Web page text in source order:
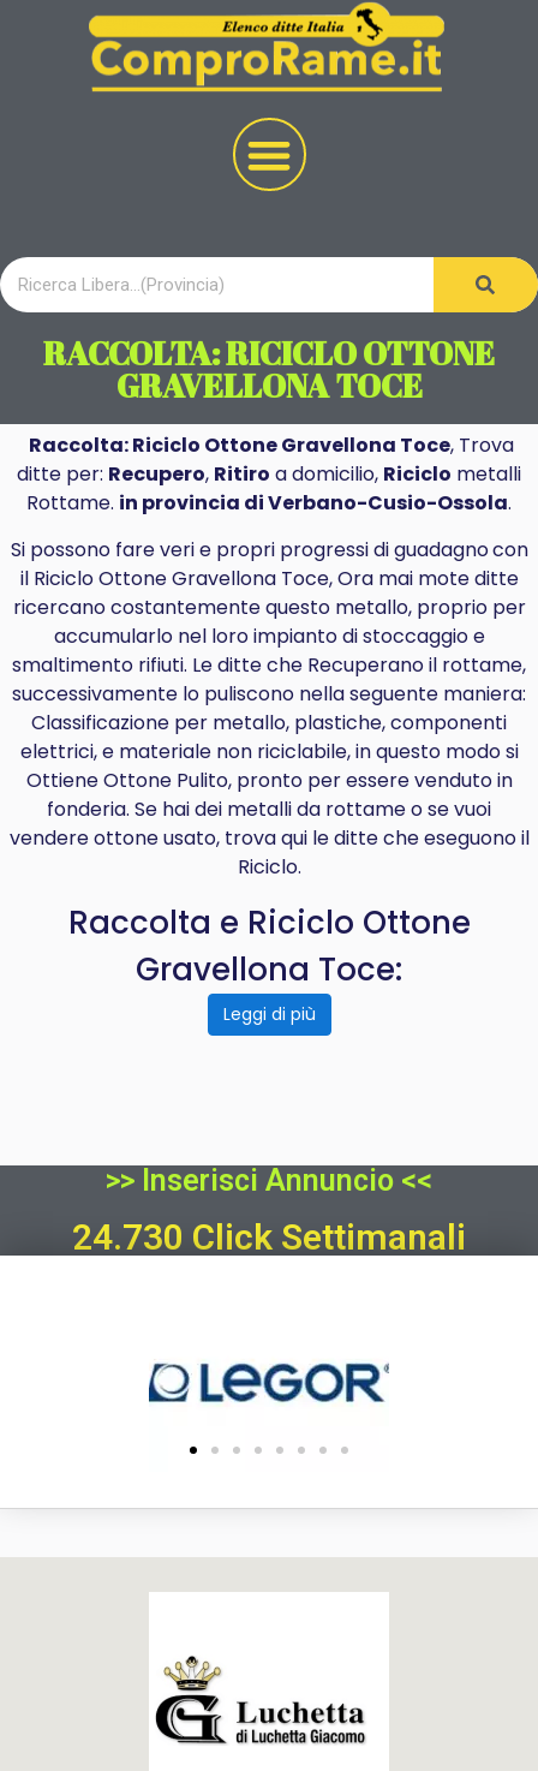
RACCOLTA: RICICLO OTTONE
GRAVELLONA TOCE
Raccolta: Riciclo Ottone Gravellona Toce, Trova
ditte per: Recupero, Ritiro a domicilio, Riciclo metalli
Rottame. in provincia di Verbano-Cusio-Ossola.
Si possono fare veri e propri progressi diguadagnocon
il Riciclo Ottone Gravellona Toce, Ora mai mote ditte
ricercano costantemente questo metallo, proprio per
accumularlo nel loro impianto di stoccaggio e
smaltimento rifiuti. Le ditte che Recuperano il rottame,
successivamente lo puliscono nella seguente maniera:
Classificazione per metallo, plastiche, componenti
elettrici, e materiale non riciclabile, in questo modo si
Ottiene Ottone Pulito, pronto per essere venduto in
fonderia. Se hai dei metalli da rottame o se vuoi
vendere ottone usato, trova qui le ditte che eseguono il
Riciclo.
Raccolta e Riciclo Ottone
Gravellona Toce:
Leggi di più
>> Inserisci Annuncio <<
24.730 Click Settimanali